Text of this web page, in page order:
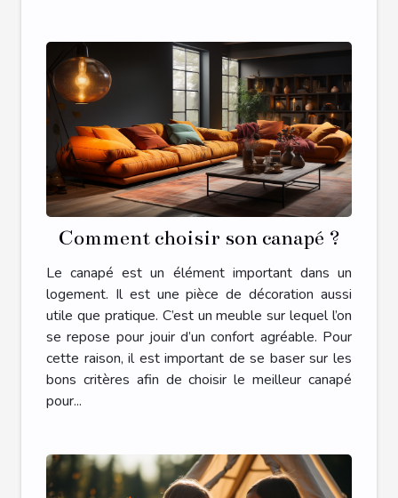
Comment choisir son canapé ?
Le canapé est un élément important dans un
logement. Il est une pièce de décoration aussi
utile que pratique. C’est un meuble sur lequel l’on
se repose pour jouir d’un confort agréable. Pour
cette raison, il est important de se baser sur les
bons critères afin de choisir le meilleur canapé
pour...